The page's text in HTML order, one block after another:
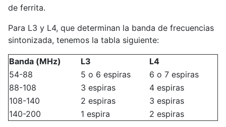
de ferrita.
Para L3 y L4, que determinan la banda de frecuencias
sintonizada, tenemos la tabla siguiente:
Banda (MHz) L3
L4
54-88
5 o 6 espiras
6 o 7 espiras
88-108
3 espiras
4 espiras
108-140
2 espiras
3 espiras
140-200
1 espira 2 espiras